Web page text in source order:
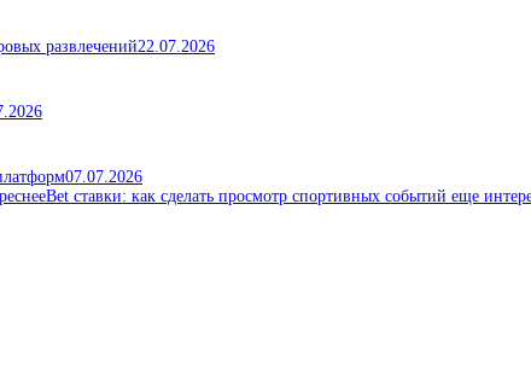
развлечений22.07.2026
07.07.2026
Bet ставки: как сделать просмотр спортивных событий еще